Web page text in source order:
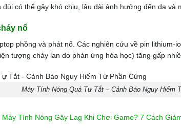
đùi có thể gây khó chịu, lâu dài ảnh hưởng đến da và
nổ
phồng và phát nổ. Các nghiên cứu về pin lithium-
tượng cháy lan do phản ứng hóa học) tăng gấp
Máy Tính Nóng Quá Tự Tắt – Cảnh Báo Nguy Hiểm
Máy Tính Nóng Gây Lag Khi Chơi Game? 7 Cách